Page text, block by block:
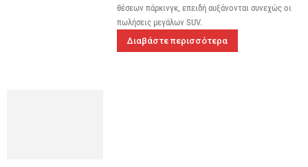
θέσεων πάρκινγκ, επειδή αυξάνονται συνεχώς οι
πωλήσεις μεγάλων SUV.
Διαβάστε περισσότερα